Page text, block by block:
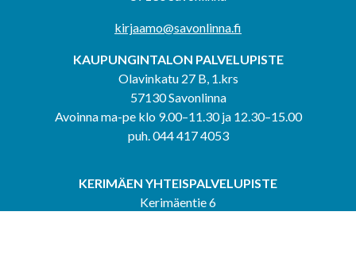
kirjaamo@savonlinna.fi
KAUPUNGINTALON PALVELUPISTE
Olavinkatu 27 B, 1.krs
57130 Savonlinna
Avoinna ma-pe klo 9.00–11.30 ja 12.30–15.00
puh. 044 417 4053
KERIMÄEN YHTEISPALVELUPISTE
Kerimäentie 6